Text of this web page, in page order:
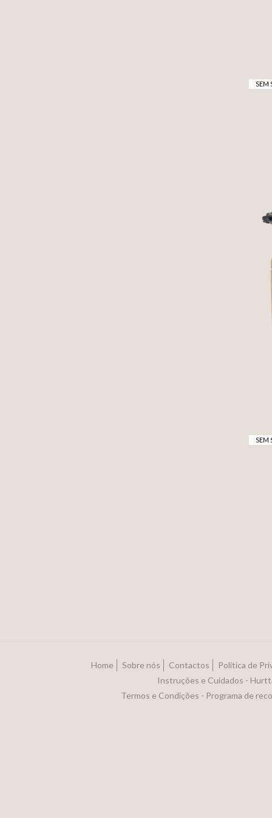
SEM
SEM
Home Sobre nós Contactos
Política de
Instruções e Cuidados -
Termos e Condições - Programa de